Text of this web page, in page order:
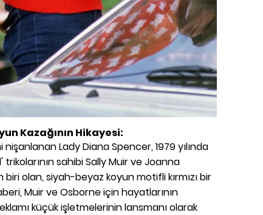
Kazağının Hikayesi:
nişanlanan Lady Diana Spencer, 1979 yılında
sahibi Sally Muir ve Joanna
olan, siyah-beyaz koyun motifli kırmızı bir
Muir ve Osborne için hayatlarının
küçük işletmelerinin lansmanı olarak